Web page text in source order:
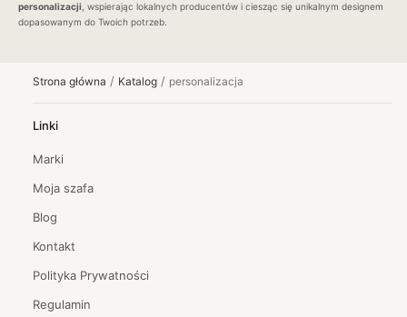
personalizacji , wspierając lokalnych producentów i ciesząc się unikalnym designem
dopasowanym do Twoich potrzeb.
Strona główna / Katalog / personalizacja
Linki
Marki
Moja szafa
Blog
Kontakt
Polityka Prywatności
Regulamin